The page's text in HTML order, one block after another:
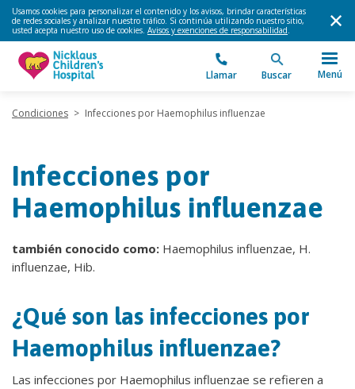
Usamos cookies para personalizar el contenido y los avisos, brindar características
de redes sociales y analizar nuestro tráfico. Si continúa utilizando nuestro sitio,
usted acepta nuestro uso de cookies. Avisos y exenciones de responsabilidad.
Llamar Buscar Menú
Condiciones > Infecciones por Haemophilus influenzae
Infecciones por
Haemophilus influenzae
también conocido como: Haemophilus influenzae, H.
influenzae, Hib.
¿Qué son las infecciones por
Haemophilus influenzae?
Las infecciones por Haemophilus influenzae se refieren a